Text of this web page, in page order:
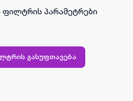
პარამეტრები
გასუფთავება